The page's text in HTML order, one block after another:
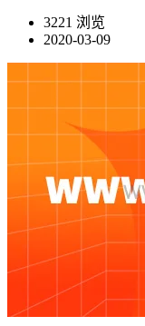
3221 浏览
2020-03-09